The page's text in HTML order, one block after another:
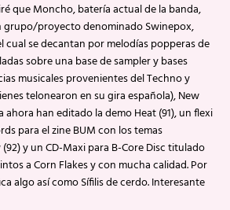
que Moncho, batería actual de la banda,
grupo/proyecto denominado Swinepox,
cual se decantan por melodías popperas de
sobre una base de sampler y bases
musicales provenientes del Techno y
telonearon en su gira española), New
han editado la demo Heat (91), un flexi
para el zine BUM con los temas
(92) y un CD-Maxi para B-Core Disc titulado
a Corn Flakes y con mucha calidad. Por
algo así como Sífilis de cerdo. Interesante